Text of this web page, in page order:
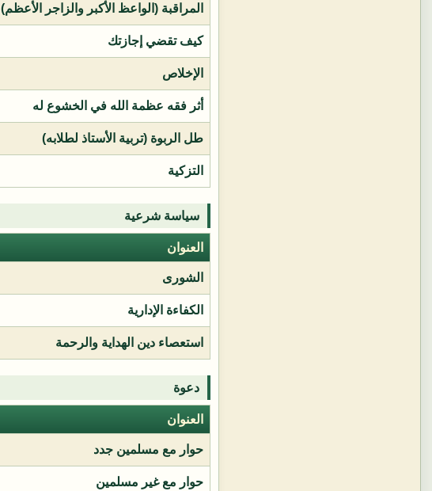
المراقبة (الواعظ الأكبر والزاجر الأعظم)
كيف تقضي إجازتك
الإخلاص
أثر فقه عظمة الله في الخشوع له
طل الربوة (تربية الأستاذ لطلابه)
التزكية
سياسة شرعية
العنوان
الشورى
الكفاءة الإدارية
استعصاء دين الهداية والرحمة
دعوة
العنوان
حوار مع مسلمين جدد
حوار مع غير مسلمين